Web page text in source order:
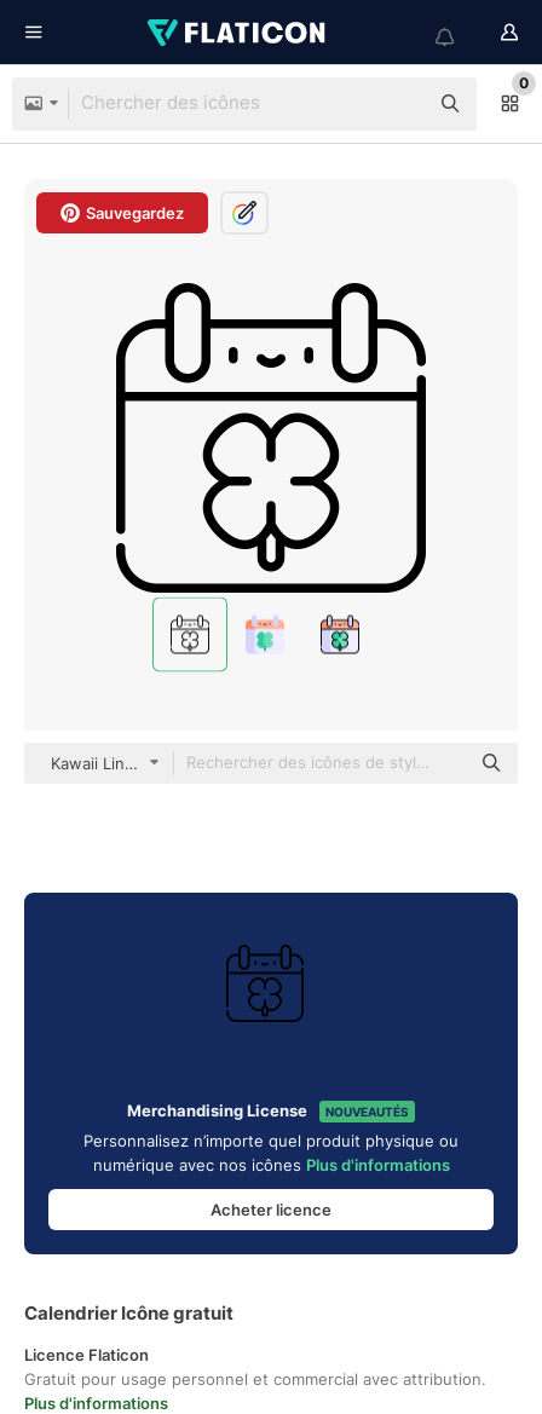
0
Sauvegardez
Kawaii Lineal
Merchandising License NOUVEAUTÉS
Personnalisez n’importe quel produit physique ou
numérique avec nos icônes Plus d'informations
Acheter licence
Calendrier Icône gratuit
Licence Flaticon
Gratuit pour usage personnel et commercial avec attribution.
Plus d'informations